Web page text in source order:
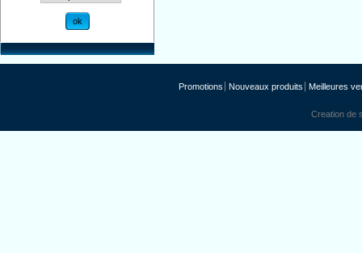
Promotions Nouveaux produits Meilleures
Creation de